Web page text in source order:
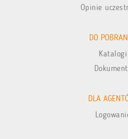
Opinie
DO
Katalogi
DLA